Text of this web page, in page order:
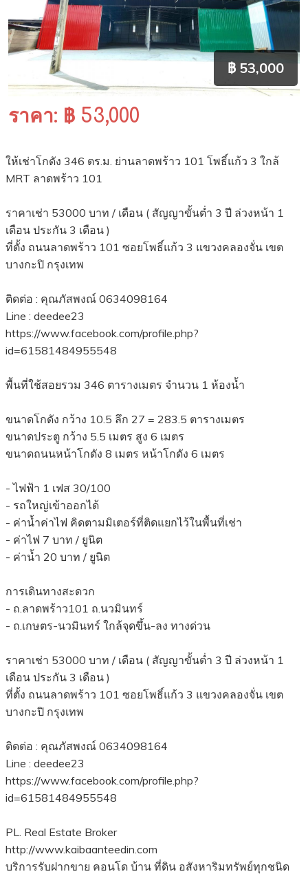
฿ 53,000
ราคา: ฿ 53,000
ให้เช่าโกดัง 346 ตร.ม. ย่านลาดพร้าว 101 โพธิ์แก้ว 3 ใกล้
MRT ลาดพร้าว 101
ราคาเช่า 53000 บาท / เดือน ( สัญญาขั้นต่ำ 3 ปี ล่วงหน้า 1
เดือน ประกัน 3 เดือน )
ที่ตั้ง ถนนลาดพร้าว 101 ซอยโพธิ์แก้ว 3 แขวงคลองจั่น เขต
บางกะปิ กรุงเทพ
ติดต่อ : คุณภัสพงณ์ 0634098164
Line : deedee23
https://www.facebook.com/profile.php?
id=61581484955548
พื้นที่ใช้สอยรวม 346 ตารางเมตร จำนวน 1 ห้องน้ำ
ขนาดโกดัง กว้าง 10.5 ลึก 27 = 283.5 ตารางเมตร
ขนาดประตู กว้าง 5.5 เมตร สูง 6 เมตร
ขนาดถนนหน้าโกดัง 8 เมตร หน้าโกดัง 6 เมตร
- ไฟฟ้า 1 เฟส 30/100
- รถใหญ่เข้าออกได้
- ค่าน้ำค่าไฟ คิดตามมิเตอร์ที่ติดแยกไว้ในพื้นที่เช่า
- ค่าไฟ 7 บาท / ยูนิต
- ค่าน้ำ 20 บาท / ยูนิต
การเดินทางสะดวก
- ถ.ลาดพร้าว101 ถ.นวมินทร์
- ถ.เกษตร-นวมินทร์ ใกล้จุดขึ้น-ลง ทางด่วน
ราคาเช่า 53000 บาท / เดือน ( สัญญาขั้นต่ำ 3 ปี ล่วงหน้า 1
เดือน ประกัน 3 เดือน )
ที่ตั้ง ถนนลาดพร้าว 101 ซอยโพธิ์แก้ว 3 แขวงคลองจั่น เขต
บางกะปิ กรุงเทพ
ติดต่อ : คุณภัสพงณ์ 0634098164
Line : deedee23
https://www.facebook.com/profile.php?
id=61581484955548
PL. Real Estate Broker
http://www.kaibaanteedin.com
บริการรับฝากขาย คอนโด บ้าน ที่ดิน อสังหาริมทรัพย์ทุกชนิด